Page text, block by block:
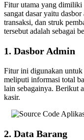
Fitur utama yang
sangat dasar yaitu
transaksi, dan struk
tersebut adalah sebagai
1. Dasbor Admin
Fitur ini digunakan untuk
meliputi informasi total
lain sebagainya. Berikut
kasir.
2. Data Barang